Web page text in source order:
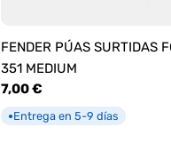
FENDER PÚAS SURTIDAS
351 MEDIUM
Precio
habitual
7,00 €
●Entrega en 5-9 días